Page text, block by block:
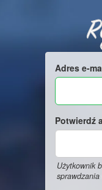
Adres e-
Potwierdź
Użytkownik